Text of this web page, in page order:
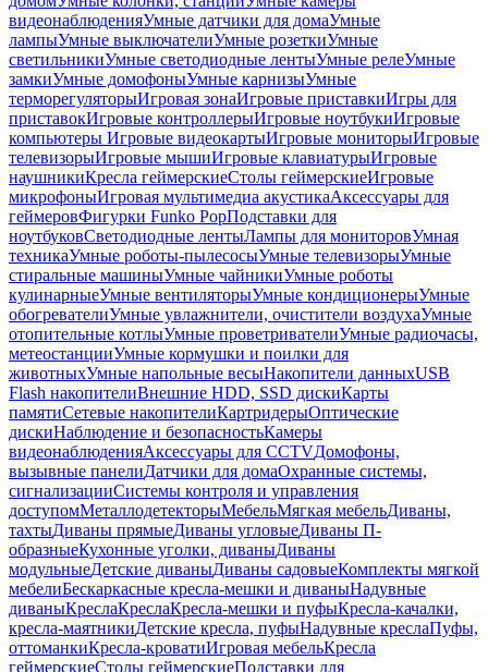
видеонаблюденияУмные датчики для домаУмные
лампыУмные выключателиУмные розеткиУмные
светильникиУмные светодиодные лентыУмные релеУмные
замкиУмные домофоныУмные карнизыУмные
терморегуляторыИгровая зонаИгровые приставкиИгры для
приставокИгровые контроллерыИгровые ноутбукиИгровые
компьютеры Игровые видеокартыИгровые мониторыИгровые
телевизорыИгровые мышиИгровые клавиатурыИгровые
наушникиКресла геймерскиеСтолы геймерскиеИгровые
микрофоныИгровая мультимедиа акустикаАксессуары для
геймеровФигурки Funko PopПодставки для
ноутбуковСветодиодные лентыЛампы для мониторовУмная
техникаУмные роботы-пылесосыУмные телевизорыУмные
стиральные машиныУмные чайникиУмные роботы
кулинарныеУмные вентиляторыУмные кондиционерыУмные
обогревателиУмные увлажнители, очистители воздухаУмные
отопительные котлыУмные проветривателиУмные радиочасы,
метеостанцииУмные кормушки и поилки для
животныхУмные напольные весыНакопители данныхUSB
Flash накопителиВнешние HDD, SSD дискиКарты
памятиСетевые накопителиКартридерыОптические
дискиНаблюдение и безопасностьКамеры
видеонаблюденияАксессуары для CCTVДомофоны,
вызывные панелиДатчики для домаОхранные системы,
сигнализацииСистемы контроля и управления
доступомМеталлодетекторыМебельМягкая мебельДиваны,
тахтыДиваны прямыеДиваны угловыеДиваны П-
образныеКухонные уголки, диваныДиваны
модульныеДетские диваныДиваны садовыеКомплекты мягкой
мебелиБескаркасные кресла-мешки и диваныНадувные
диваныКреслаКреслаКресла-мешки и пуфыКресла-качалки,
кресла-маятникиДетские кресла, пуфыНадувные креслаПуфы,
оттоманкиКресла-кроватиИгровая мебельКресла
геймерскиеСтолы геймерскиеПодставки для